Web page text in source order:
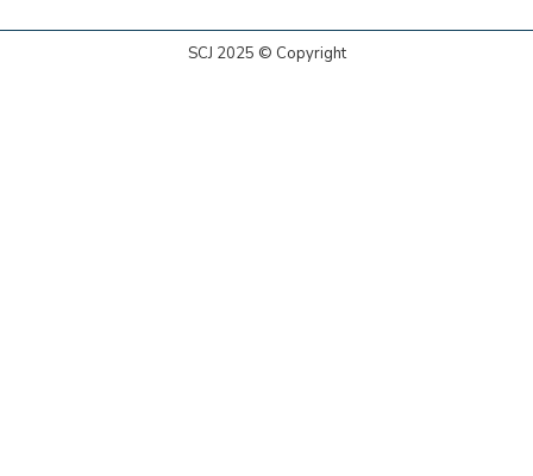
SCJ 2025 © Copyright